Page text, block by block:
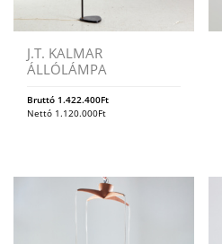
J.T. KALMAR
ÁLLÓLÁMPA
Bruttó 1.422.400Ft
Nettó 1.120.000Ft